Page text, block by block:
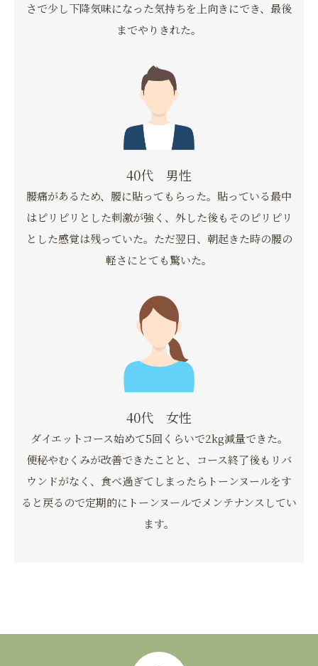
さで少し下降気味になった気持ちを上向きにでき、最後
までやりきれた。
40代 男性
腰痛があるため、腰に貼ってもらった。貼っている最中
はピリピリとした刺激が強く、外した後もそのピリピリ
とした感覚は残っていた。ただ翌日、朝起きた時の腰の
軽さにとても驚いた。
40代 女性
ダイエットコース始めて5回くらいで2kg減量できた。
便秘やむくみが改善できたことと、コース終了後もリバ
ウンドがなく、食べ過ぎてしまったらトーンヌールをす
ると戻るので定期的にトーンヌールでメンテナンスしてい
ます。